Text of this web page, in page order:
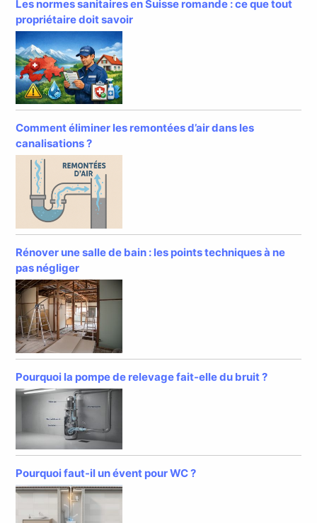
Les normes sanitaires en Suisse romande : ce que tout
propriétaire doit savoir
Comment éliminer les remontées d’air dans les
canalisations ?
Rénover une salle de bain : les points techniques à ne
pas négliger
Pourquoi la pompe de relevage fait-elle du bruit ?
Pourquoi faut-il un évent pour WC ?